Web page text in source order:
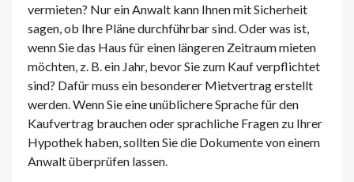
vermieten? Nur ein Anwalt kann Ihnen mit Sicherheit
sagen, ob Ihre Pläne durchführbar sind. Oder was ist,
wenn Sie das Haus für einen längeren Zeitraum mieten
möchten, z. B. ein Jahr, bevor Sie zum Kauf verpflichtet
sind? Dafür muss ein besonderer Mietvertrag erstellt
werden. Wenn Sie eine unüblichere Sprache für den
Kaufvertrag brauchen oder sprachliche Fragen zu Ihrer
Hypothek haben, sollten Sie die Dokumente von einem
Anwalt überprüfen lassen.